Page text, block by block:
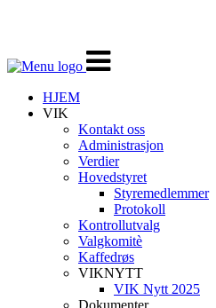
Veksle
navigasjon
HJEM
VIK
Kontakt oss
Administrasjon
Verdier
Hovedstyret
Styremedlemmer
Protokoll
Kontrollutvalg
Valgkomitè
Kaffedrøs
VIKNYTT
VIK Nytt 2025
Dokumenter